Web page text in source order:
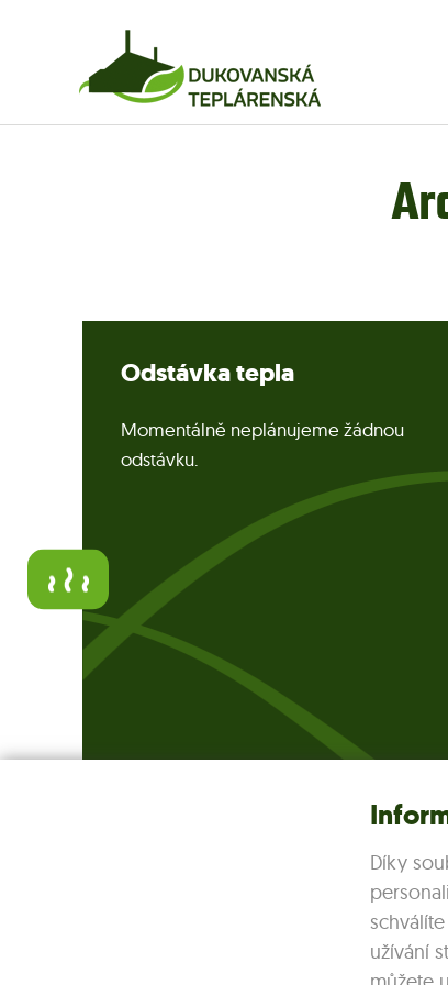
Odstávka tepla
Momentálně neplánujeme žádnou
odstávku.
Dukovanská teplárenská s.r.o.
Díky
užívání